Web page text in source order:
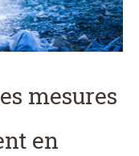
mesures
en